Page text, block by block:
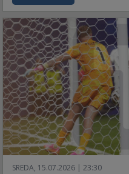
SREDA, 15.07.2026 | 23:30